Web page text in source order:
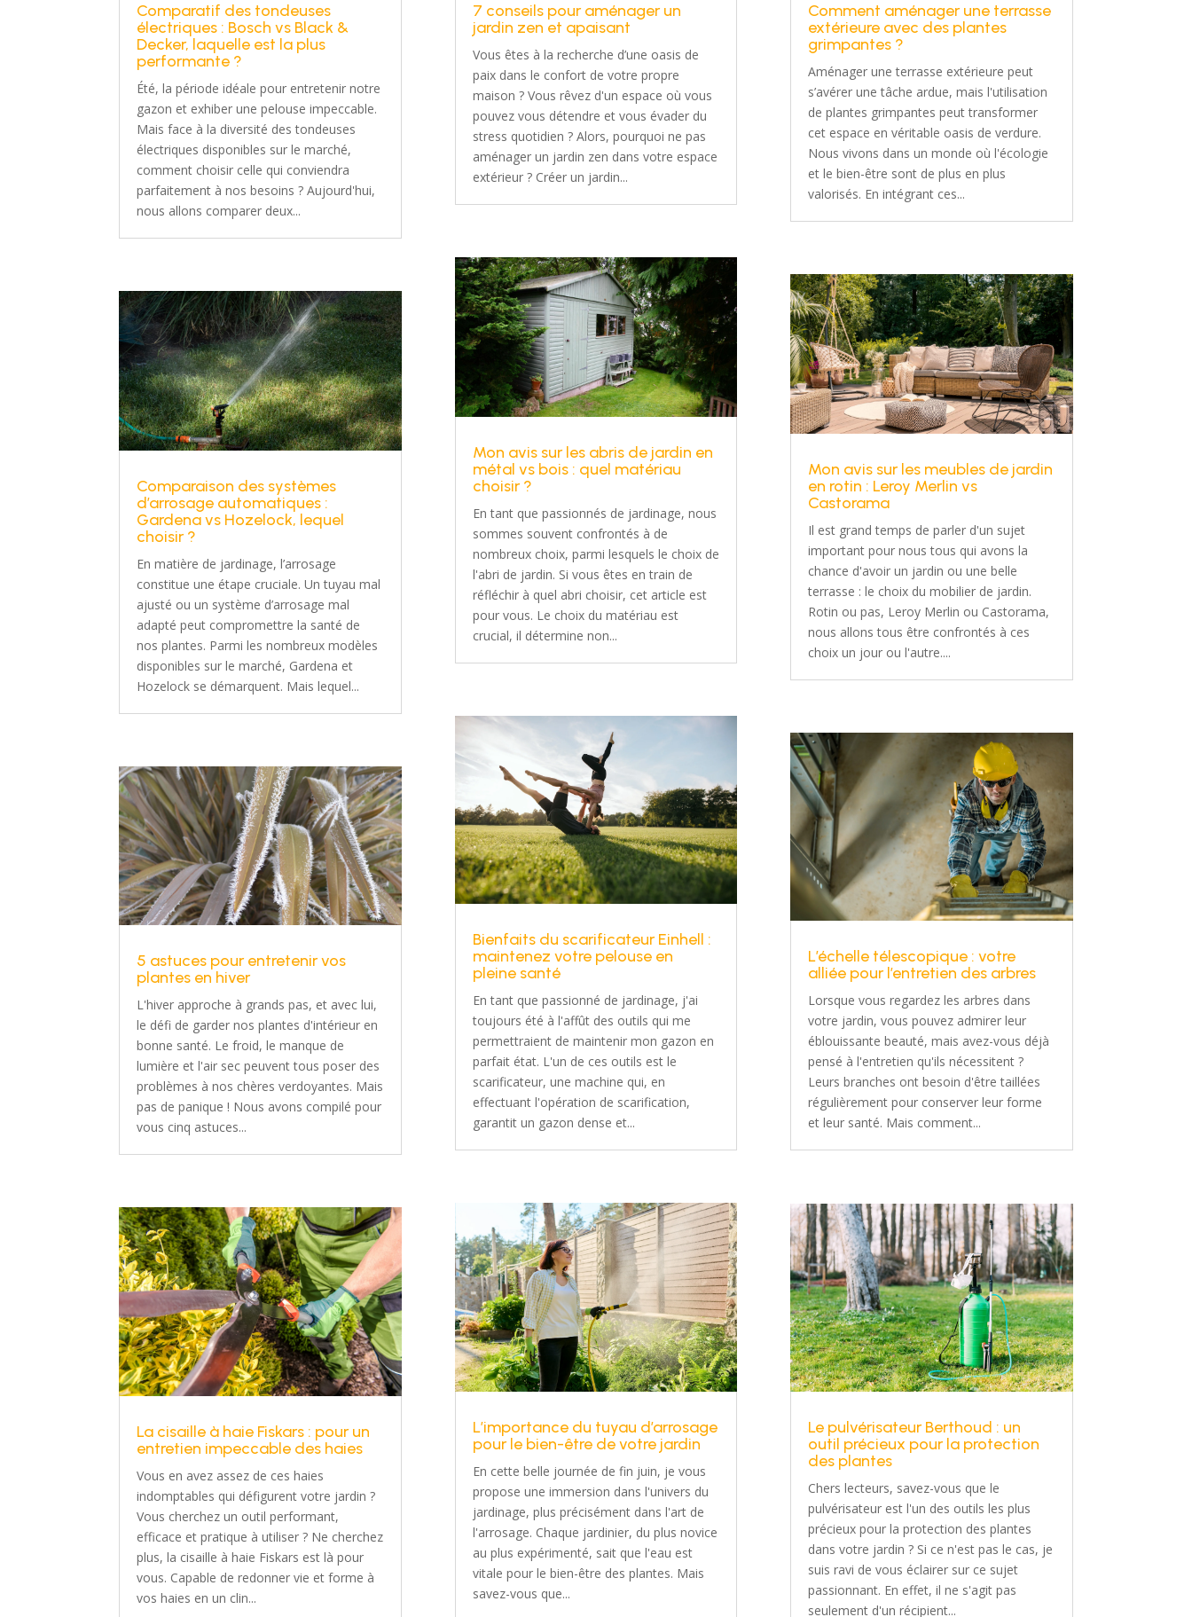
Comparatif des tondeuses
électriques : Bosch vs Black &
Decker, laquelle est la plus
performante ?
Été, la période idéale pour entretenir notre
gazon et exhiber une pelouse impeccable.
Mais face à la diversité des tondeuses
électriques disponibles sur le marché,
comment choisir celle qui conviendra
parfaitement à nos besoins ? Aujourd'hui,
nous allons comparer deux...
Comparaison des systèmes
d’arrosage automatiques :
Gardena vs Hozelock, lequel
choisir ?
En matière de jardinage, l’arrosage
constitue une étape cruciale. Un tuyau mal
ajusté ou un système d’arrosage mal
adapté peut compromettre la santé de
nos plantes. Parmi les nombreux modèles
disponibles sur le marché, Gardena et
Hozelock se démarquent. Mais lequel...
5 astuces pour entretenir vos
plantes en hiver
L'hiver approche à grands pas, et avec lui,
le défi de garder nos plantes d'intérieur en
bonne santé. Le froid, le manque de
lumière et l'air sec peuvent tous poser des
problèmes à nos chères verdoyantes. Mais
pas de panique ! Nous avons compilé pour
vous cinq astuces...
La cisaille à haie Fiskars : pour un
entretien impeccable des haies
Vous en avez assez de ces haies
indomptables qui défigurent votre jardin ?
Vous cherchez un outil performant,
efficace et pratique à utiliser ? Ne cherchez
plus, la cisaille à haie Fiskars est là pour
vous. Capable de redonner vie et forme à
vos haies en un clin...
7 conseils pour aménager un
jardin zen et apaisant
Vous êtes à la recherche d’une oasis de
paix dans le confort de votre propre
maison ? Vous rêvez d'un espace où vous
pouvez vous détendre et vous évader du
stress quotidien ? Alors, pourquoi ne pas
aménager un jardin zen dans votre espace
extérieur ? Créer un jardin...
Mon avis sur les abris de jardin en
métal vs bois : quel matériau
choisir ?
En tant que passionnés de jardinage, nous
sommes souvent confrontés à de
nombreux choix, parmi lesquels le choix de
l'abri de jardin. Si vous êtes en train de
réfléchir à quel abri choisir, cet article est
pour vous. Le choix du matériau est
crucial, il détermine non...
Bienfaits du scarificateur Einhell :
maintenez votre pelouse en
pleine santé
En tant que passionné de jardinage, j'ai
toujours été à l'affût des outils qui me
permettraient de maintenir mon gazon en
parfait état. L'un de ces outils est le
scarificateur, une machine qui, en
effectuant l'opération de scarification,
garantit un gazon dense et...
L’importance du tuyau d’arrosage
pour le bien-être de votre jardin
En cette belle journée de fin juin, je vous
propose une immersion dans l'univers du
jardinage, plus précisément dans l'art de
l'arrosage. Chaque jardinier, du plus novice
au plus expérimenté, sait que l'eau est
vitale pour le bien-être des plantes. Mais
savez-vous que...
Comment aménager une terrasse
extérieure avec des plantes
grimpantes ?
Aménager une terrasse extérieure peut
s’avérer une tâche ardue, mais l'utilisation
de plantes grimpantes peut transformer
cet espace en véritable oasis de verdure.
Nous vivons dans un monde où l'écologie
et le bien-être sont de plus en plus
valorisés. En intégrant ces...
Mon avis sur les meubles de jardin
en rotin : Leroy Merlin vs
Castorama
Il est grand temps de parler d'un sujet
important pour nous tous qui avons la
chance d'avoir un jardin ou une belle
terrasse : le choix du mobilier de jardin.
Rotin ou pas, Leroy Merlin ou Castorama,
nous allons tous être confrontés à ces
choix un jour ou l'autre....
L’échelle télescopique : votre
alliée pour l’entretien des arbres
Lorsque vous regardez les arbres dans
votre jardin, vous pouvez admirer leur
éblouissante beauté, mais avez-vous déjà
pensé à l'entretien qu'ils nécessitent ?
Leurs branches ont besoin d'être taillées
régulièrement pour conserver leur forme
et leur santé. Mais comment...
Le pulvérisateur Berthoud : un
outil précieux pour la protection
des plantes
Chers lecteurs, savez-vous que le
pulvérisateur est l'un des outils les plus
précieux pour la protection des plantes
dans votre jardin ? Si ce n'est pas le cas, je
suis ravi de vous éclairer sur ce sujet
passionnant. En effet, il ne s'agit pas
seulement d'un récipient...